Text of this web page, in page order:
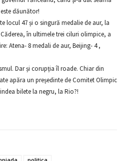
dăunător!
locul 47 și o singură medalie de aur, la
în ultimele trei ciluri olimpice, a
Atena- 8 medali de aur, Beijing- 4 ,
Dar și corupția îl roade. Chiar din
apăra un președinte de Comitet Olimpic
bilete la negru, la Rio?!